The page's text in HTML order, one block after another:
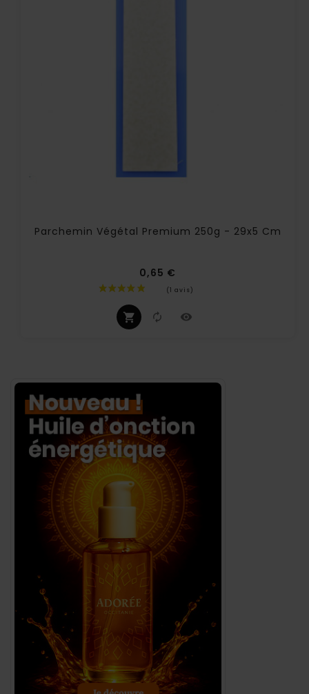
Parchemin Végétal Premium 250g - 29x5 Cm
0,65 €